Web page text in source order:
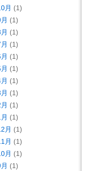
月 (1)
(1)
(1)
(1)
(1)
(1)
(1)
(1)
(1)
(1)
月 (1)
月 (1)
月 (1)
(1)